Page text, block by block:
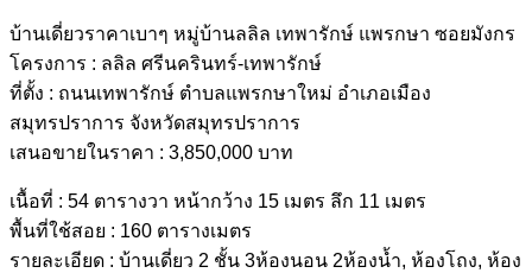
บ้านเดี่ยวราคาเบาๆ หมู่บ้านลลิล เทพารักษ์ แพรกษา ซอยมังกร
โครงการ : ลลิล ศรีนครินทร์-เทพารักษ์
ที่ตั้ง : ถนนเทพารักษ์ ตำบลแพรกษาใหม่ อำเภอเมือง
สมุทรปราการ จังหวัดสมุทรปราการ
เสนอขายในราคา : 3,850,000 บาท
เนื้อที่ : 54 ตารางวา หน้ากว้าง 15 เมตร ลึก 11 เมตร
พื้นที่ใช้สอย : 160 ตารางเมตร
รายละเอียด : บ้านเดี่ยว 2 ชั้น 3ห้องนอน 2ห้องน้ำ, ห้องโถง, ห้อง